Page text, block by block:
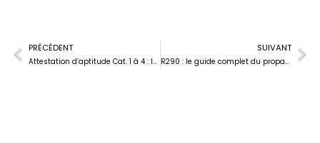
PRÉCÉDENT
Attestation d’aptitude Cat. 1 à 4 : laquelle choisir selon votre métier ?
SUIVANT
R290 : le guide complet du propane comme fluide frigorigène